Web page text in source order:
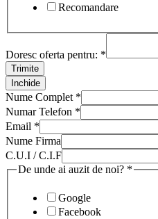
Recomandare
Doresc oferta pentru: *
Trimite
Inchide
Nume Complet *
Numar Telefon *
Email *
Nume Firma
C.U.I / C.I.F
De unde ai auzit de noi? *
Google
Facebook